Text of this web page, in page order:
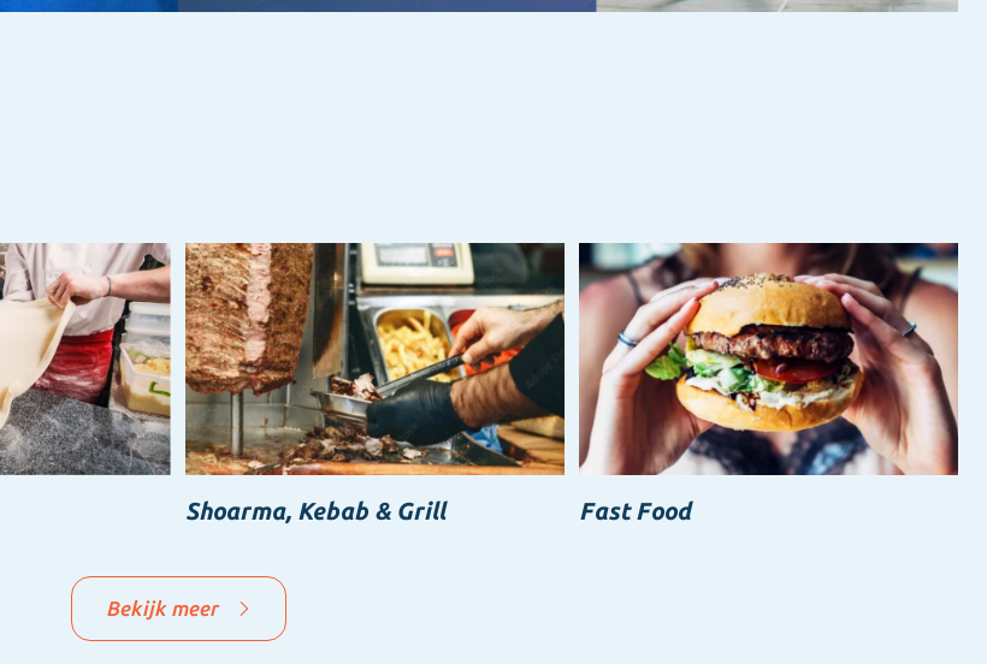
Shoarma, Kebab & Grill Fast Food
Bekijk meer